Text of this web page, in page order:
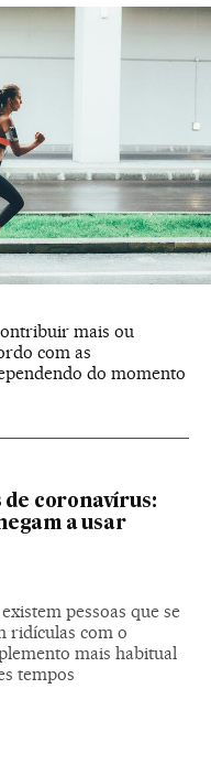
mais ou
com as
do momento
de coronavírus:
a usar
pessoas que se
ridículas com o
mais habitual
tempos